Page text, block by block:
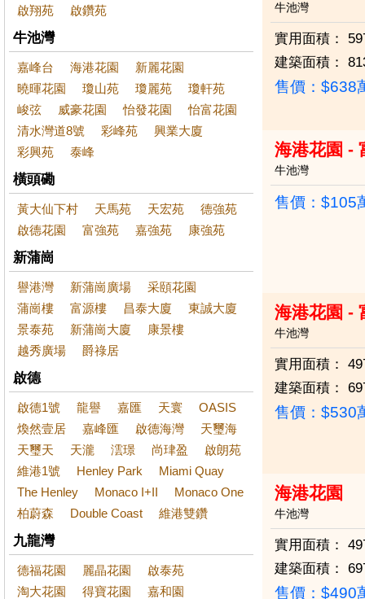
啟翔苑
啟鑽苑
牛池灣
嘉峰台 海港花園
新麗花園
曉暉花園
瓊山苑 瓊麗苑
瓊軒苑
峻弦
威豪花園 怡發花園
怡富花園
清水灣道8號
彩峰苑
興業大廈
彩興苑
泰峰
橫頭磡
黃大仙下村 天馬苑 天宏苑
德強苑
啟德花園
富強苑 嘉強苑 康強苑
新蒲崗
譽港灣 新蒲崗廣場
采頤花園
蒲崗樓
富源樓 昌泰大廈
東誠大廈
景泰苑
新蒲崗大廈
康景樓
越秀廣場
爵祿居
啟德
啟德1號 龍譽 嘉匯 天寰
OASIS
煥然壹居
嘉峰匯 啟德海灣
天璽海
天璽天
天瀧 澐璟 尚珒盈
啟朗苑
維港1號
Henley Park
Miami Quay
The Henley
Monaco I+II
Monaco One
柏蔚森
Double Coast 維港雙鑽
九龍灣
德福花園 麗晶花園
啟泰苑
淘大花園
得寶花園 嘉和園
牛池灣
實用面積：
建築面積：
售價： $638
海港花園 -
牛池灣
售價： $105
海港花園 -
牛池灣
實用面積：
建築面積：
售價： $530
海港花園
牛池灣
實用面積：
建築面積：
售價： $490